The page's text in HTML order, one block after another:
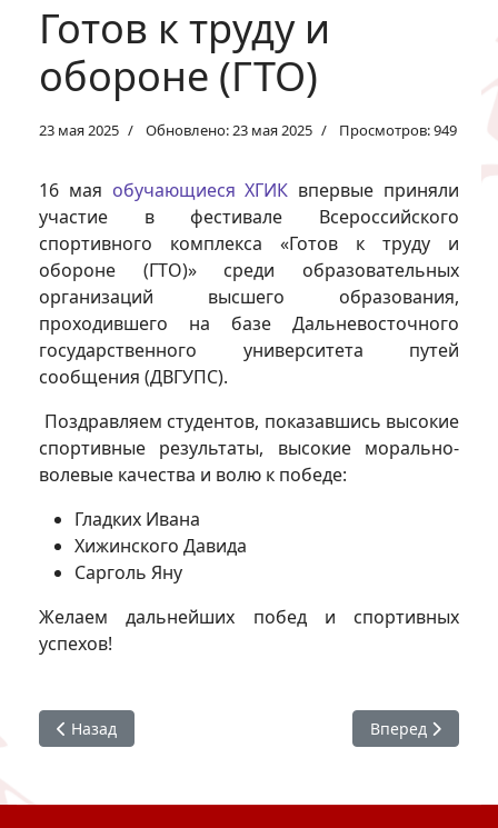
Готов к труду и
обороне (ГТО)
23 мая 2025 Обновлено: 23 мая 2025 Просмотров: 949
16 мая обучающиеся ХГИК впервые приняли
участие в фестивале Всероссийского
спортивного комплекса «Готов к труду и
обороне (ГТО)» среди образовательных
организаций высшего образования,
проходившего на базе Дальневосточного
государственного университета путей
сообщения (ДВГУПС).
Поздравляем студентов, показавшись высокие
спортивные результаты, высокие морально-
волевые качества и волю к победе:
Гладких Ивана
Хижинского Давида
Сарголь Яну
Желаем дальнейших побед и спортивных
успехов!
Предыдущий: Конкурс Защитник Отечества
Назад Следующий:
Вперед